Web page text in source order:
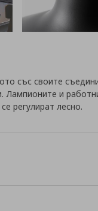
със своите
Лампионите и
регулират лесно.